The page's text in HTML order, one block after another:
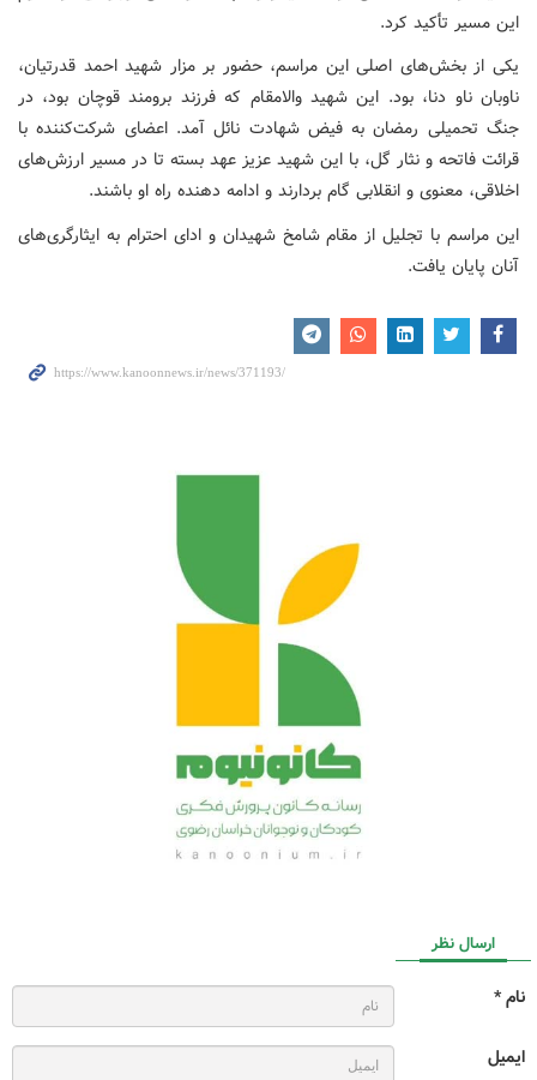
این مسیر تأکید کرد.
یکی از بخش‌های اصلی این مراسم، حضور بر مزار شهید احمد قدرتیان،
ناوبان ناو دنا، بود. این شهید والامقام که فرزند برومند قوچان بود، در
جنگ تحمیلی رمضان به فیض شهادت نائل آمد. اعضای شرکت‌کننده با
قرائت فاتحه و نثار گل، با این شهید عزیز عهد بسته تا در مسیر ارزش‌های
اخلاقی، معنوی و انقلابی گام بردارند و ادامه دهنده راه او باشند.
این مراسم با تجلیل از مقام شامخ شهیدان و ادای احترام به ایثارگری‌های
آنان پایان یافت.
ارسال نظر
نام *
ایمیل